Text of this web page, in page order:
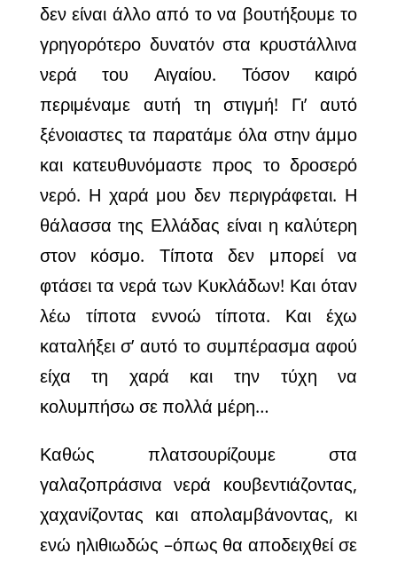
δεν είναι άλλο από το να βουτήξουμε το
γρηγορότερο δυνατόν στα κρυστάλλινα
νερά του Αιγαίου. Τόσον καιρό
περιμέναμε αυτή τη στιγμή! Γι’ αυτό
ξένοιαστες τα παρατάμε όλα στην άμμο
και κατευθυνόμαστε προς το δροσερό
νερό. Η χαρά μου δεν περιγράφεται. Η
θάλασσα της Ελλάδας είναι η καλύτερη
στον κόσμο. Τίποτα δεν μπορεί να
φτάσει τα νερά των Κυκλάδων! Και όταν
λέω τίποτα εννοώ τίποτα. Και έχω
καταλήξει σ’ αυτό το συμπέρασμα αφού
είχα τη χαρά και την τύχη να
κολυμπήσω σε πολλά μέρη…
Καθώς πλατσουρίζουμε στα
γαλαζοπράσινα νερά κουβεντιάζοντας,
χαχανίζοντας και απολαμβάνοντας, κι
ενώ ηλιθιωδώς –όπως θα αποδειχθεί σε